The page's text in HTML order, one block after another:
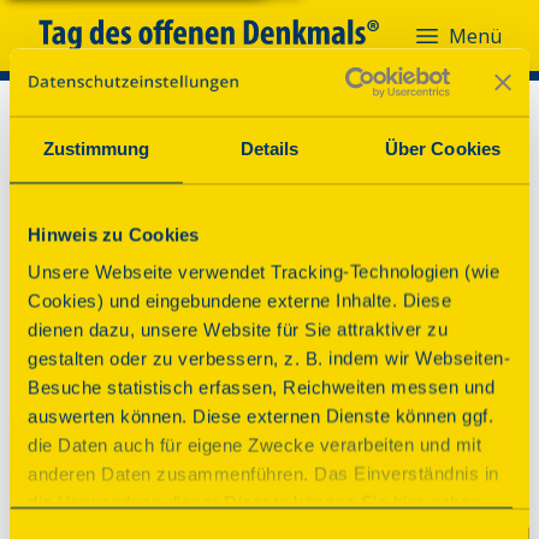
Zustimmung Details Über Cookies
Hinweis zu Cookies
Unsere Webseite verwendet Tracking-Technologien (wie
Cookies) und eingebundene externe Inhalte. Diese
dienen dazu, unsere Website für Sie attraktiver zu
gestalten oder zu verbessern, z. B. indem wir Webseiten-
Besuche statistisch erfassen, Reichweiten messen und
auswerten können. Diese externen Dienste können ggf.
die Daten auch für eigene Zwecke verarbeiten und mit
anderen Daten zusammenführen. Das Einverständnis in
die Verwendung dieser Dienste können Sie hier geben.
Menü
Oh nein!